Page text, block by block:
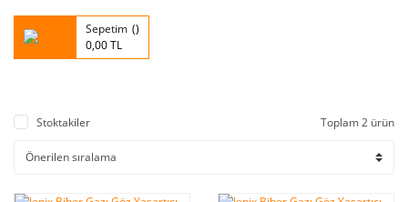
Sepetim
0,00 TL
Stoktakiler Toplam 2 ürün